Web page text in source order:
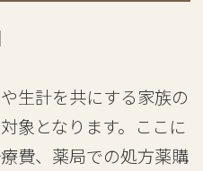
生計を共にする家族の
象となります。ここに
費、薬局での処方薬購